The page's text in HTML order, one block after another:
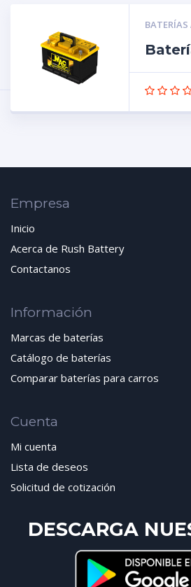
Empresa
Inicio
Acerca de Rush Battery
Contactanos
Información
Marcas de baterías
Catálogo de baterías
Comparar baterías para carros
Cuenta
Mi cuenta
Lista de deseos
Solicitud de cotización
DESCARGA